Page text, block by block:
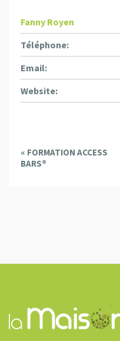
Fanny Royen
Téléphone:
Email:
Website:
E
v
i
t
i
« FORMATION ACCESS
BARS®